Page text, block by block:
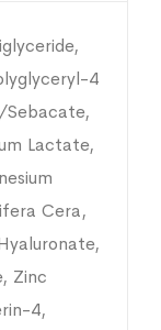
4
Sebacate,
Lactate,
Cera,
Zinc
4,